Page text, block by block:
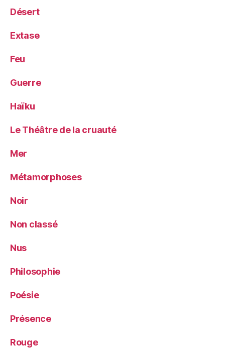
Désert
Extase
Feu
Guerre
Haïku
Le Théâtre de la cruauté
Mer
Métamorphoses
Noir
Non classé
Nus
Philosophie
Poésie
Présence
Rouge